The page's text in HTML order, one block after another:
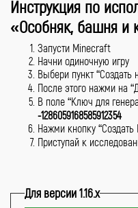
Инструкция по
«Особняк, башня и
Запусти Minecraft
Начни одиночную игру
Выбери пункт
После этого нажми на
В поле “Ключ для
-1286059168585912354
Нажми кнопку
Приступай к
Для версии 1.16.x